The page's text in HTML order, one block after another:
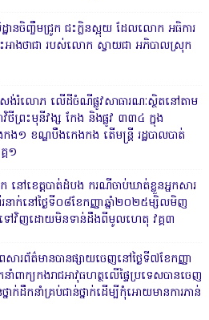
ឋានចិញ្ចឹមជ្រូក ជះក្លិនស្អុយ ដែលលោក អធិការ
អាងថាជា របស់លោក ស្វាយជា អភិបាលស្រុក
រំលោភ លើដីចំណីផ្លូវសាធារណៈស្ថិតនៅតាម
ព្រះមុនីវង្ស កែង និងផ្លូវ ៣៣៤ ក្នុង
ង១ ខណ្ឌបឹងកេងកង តើមន្ត្រី រដ្ឋបាលបាត់
១
នៅខេត្តបាត់ដំបង ករណីចាប់ឃាត់ខ្លួនអ្នកសារ
នាក់នៅថ្ងៃទី០៨ខែកញ្ញាឆ្នាំ២០២៥ម្សិលមិញ
ៅវិញដោយមិនទាន់ដឹងពីមូលហេតុ វគ្គ៣
ពសារព័ត៌មានបានផ្សាយចេញនៅថ្ងៃទី៧ខែកញ្ញា
ាំពាក្យកងរាជអាវុធហត្ថលើផ្ទៃប្រទេសបានចេញ
នាក់ដឹកនាំគ្រប់ជាន់ថ្នាក់ដើម្បីកុំអោយមានការភាន់